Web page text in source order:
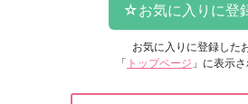
お気に入りに登録した
「 トップページ 」に表示さ